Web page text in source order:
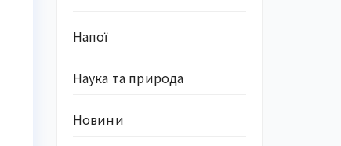
Напої
Наука та природа
Новини